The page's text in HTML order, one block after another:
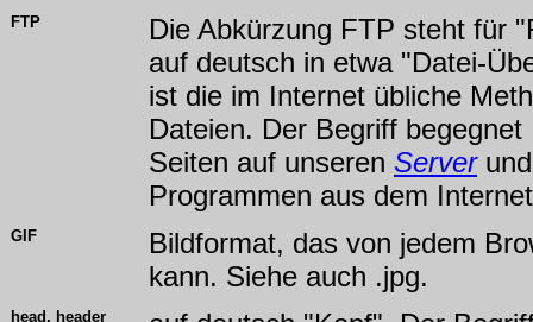
FTP
Die Abkürzung FTP steht für
auf deutsch in etwa "Datei-
ist die im Internet übliche
Dateien. Der Begriff
Seiten auf unseren Serverund
Programmen aus dem
GIF
Bildformat, das von jedem
kann. Siehe auch .jpg.
head, header